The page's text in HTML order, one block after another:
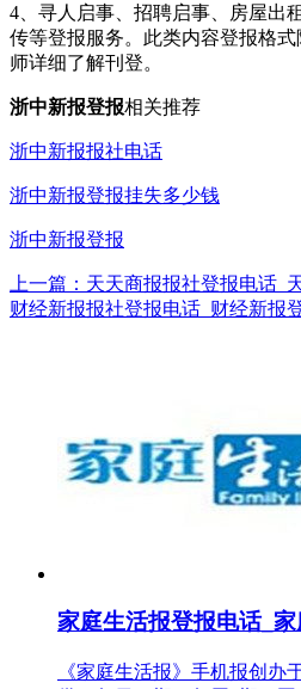
4、寻人启事、招聘启事、房屋出
传等登报服务。此类内容登报格
师详细了解刊登。
浙中新报登报相关推荐
浙中新报报社电话
浙中新报登报挂失多少钱
浙中新报登报
上一篇：天天商报报社登报电话_
财经新报报社登报电话_财经新报
家庭生活报登报电话_
《家庭生活报》手机报创办